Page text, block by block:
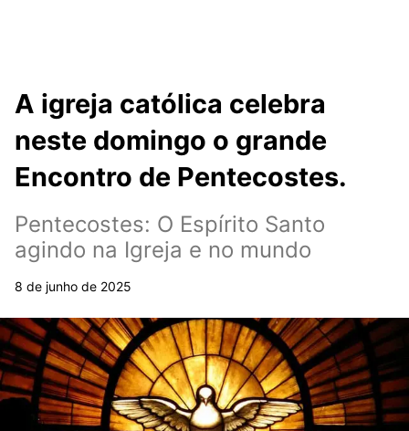
A igreja católica celebra
neste domingo o grande
Encontro de Pentecostes.
Pentecostes: O Espírito Santo
agindo na Igreja e no mundo
8 de junho de 2025